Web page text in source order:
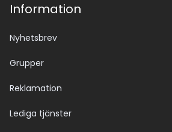
Information
Nyhetsbrev
Grupper
Reklamation
Lediga tjänster